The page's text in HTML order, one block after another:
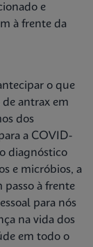
e
à frente da
o que
de antrax em
dos
a COVID-
diagnóstico
e micróbios, a
passo à frente
para nós
na vida dos
em todo o